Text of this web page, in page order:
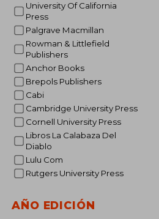
University Of California
Press
Palgrave Macmillan
Rowman & Littlefield
Publishers
Anchor Books
Brepols Publishers
Cabi
Cambridge University Press
Cornell University Press
Libros La Calabaza Del
Diablo
Lulu Com
Rutgers University Press
AÑO EDICIÓN